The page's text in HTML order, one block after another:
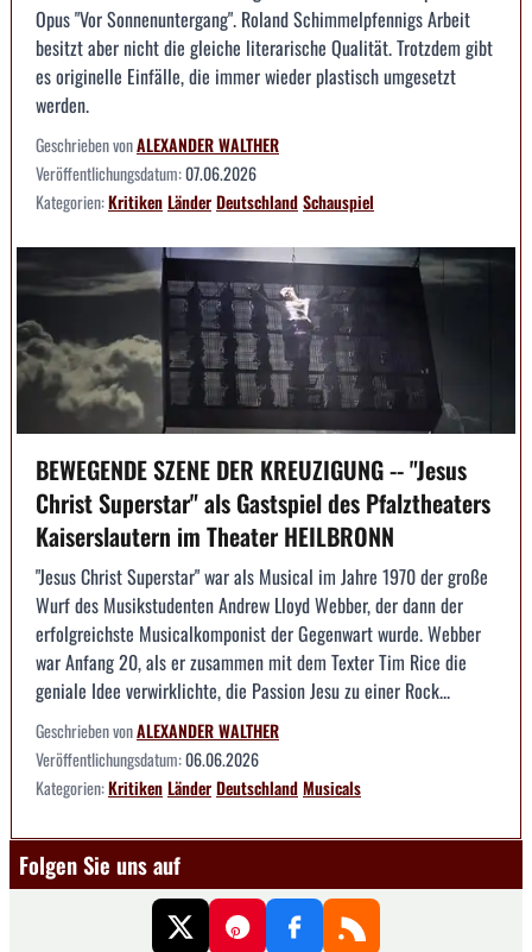
Opus "Vor Sonnenuntergang". Roland Schimmelpfennigs Arbeit
besitzt aber nicht die gleiche literarische Qualität. Trotzdem gibt
es originelle Einfälle, die immer wieder plastisch umgesetzt
werden.
Geschrieben vonALEXANDER WALTHER
Veröffentlichungsdatum:07.06.2026
Kategorien:KritikenLänderDeutschlandSchauspiel
BEWEGENDE SZENE DER KREUZIGUNG -- "Jesus
Christ Superstar" als Gastspiel des Pfalztheaters
Kaiserslautern im Theater HEILBRONN
"Jesus Christ Superstar" war als Musical im Jahre 1970 der große
Wurf des Musikstudenten Andrew Lloyd Webber, der dann der
erfolgreichste Musicalkomponist der Gegenwart wurde. Webber
war Anfang 20, als er zusammen mit dem Texter Tim Rice die
geniale Idee verwirklichte, die Passion Jesu zu einer Rock...
Geschrieben vonALEXANDER WALTHER
Veröffentlichungsdatum:06.06.2026
Kategorien:KritikenLänderDeutschlandMusicals
Folgen Sie uns auf